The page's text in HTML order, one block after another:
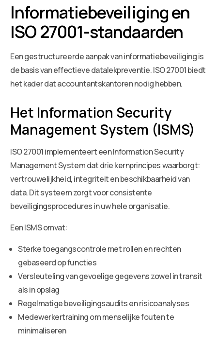
Informatiebeveiliging en
ISO 27001-standaarden
Een gestructureerde aanpak van informatiebeveiliging is
de basis van effectieve datalekpreventie. ISO 27001 biedt
het kader dat accountantskantoren nodig hebben.
Het Information Security
Management System (ISMS)
ISO 27001 implementeert een Information Security
Management System dat drie kernprincipes waarborgt:
vertrouwelijkheid, integriteit en beschikbaarheid van
data. Dit systeem zorgt voor consistente
beveiligingsprocedures in uw hele organisatie.
Een ISMS omvat:
Sterke toegangscontrole met rollen en rechten
gebaseerd op functies
Versleuteling van gevoelige gegevens zowel in transit
als in opslag
Regelmatige beveiligingsaudits en risicoanalyses
Medewerkertraining om menselijke fouten te
minimaliseren